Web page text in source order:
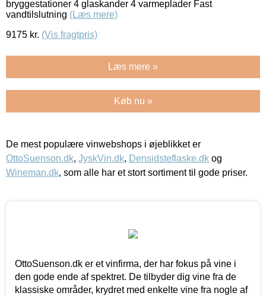
bryggestationer 4 glaskander 4 varmeplader Fast
vandtilslutning (Læs mere)
9175 kr. (Vis fragtpris)
Læs mere »
Køb nu »
De mest populære vinwebshops i øjeblikket er
OttoSuenson.dk, JyskVin.dk, Densidsteflaske.dk og
Wineman.dk, som alle har et stort sortiment til gode priser.
OttoSuenson.dk er et vinfirma, der har fokus på vine i
den gode ende af spektret. De tilbyder dig vine fra de
klassiske områder, krydret med enkelte vine fra nogle af